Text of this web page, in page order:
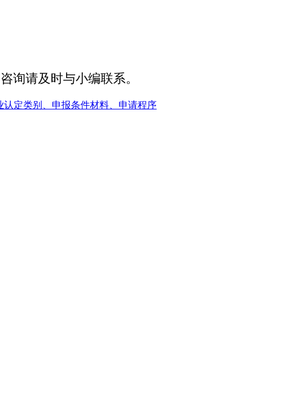
询请及时与小编联系。
认定类别、申报条件材料、申请程序